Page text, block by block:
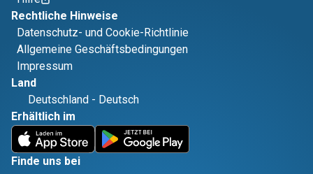
Rechtliche Hinweise
Datenschutz- und Cookie-Richtlinie
Allgemeine Geschäftsbedingungen
Impressum
Land
Deutschland - Deutsch
Erhältlich im
Finde uns bei